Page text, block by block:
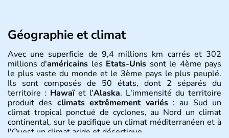
Géographie et climat
Avec une superficie de 9,4 millions km carrés et 302
millions d'américains les Etats-Unis sont le 4ème pays
le plus vaste du monde et le 3ème pays le plus peuplé.
Ils sont composés de 50 états, dont 2 séparés du
territoire : Hawaïet l'Alaska. L'immensité du territoire
produit des climats extrêmement variés: au Sud un
climat tropical ponctué de cyclones, au Nord un climat
continental, sur le pacifique un climat méditerranéen et à
l'Ouest un climat aride et désertique.